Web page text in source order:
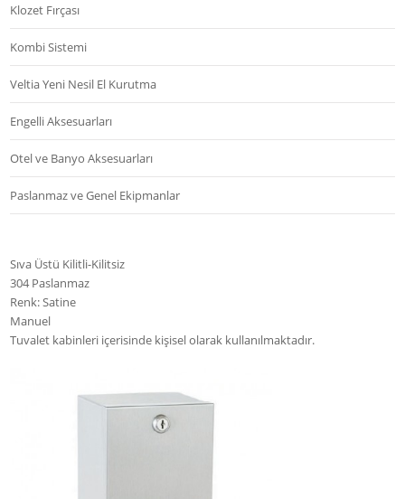
Klozet Fırçası
Kombi Sistemi
Veltia Yeni Nesil El Kurutma
Engelli Aksesuarları
Otel ve Banyo Aksesuarları
Paslanmaz ve Genel Ekipmanlar
Sıva Üstü Kilitli-Kilitsiz
304 Paslanmaz
Renk: Satine
Manuel
Tuvalet kabinleri içerisinde kişisel olarak kullanılmaktadır.